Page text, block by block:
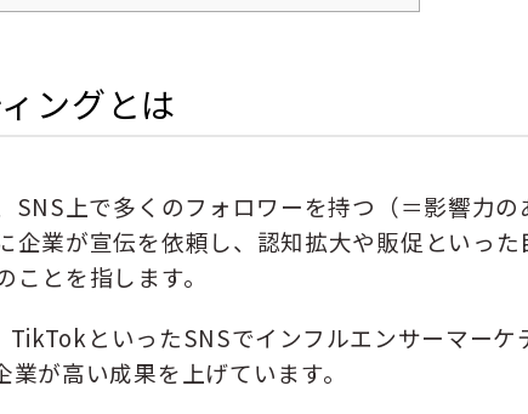
ングとは
SNS上で多くのフォロワーを持つ（＝影響力の
企業が宣伝を依頼し、認知拡大や販促といった
とを指します。
といったSNSでインフルエンサーマーケ
が高い成果を上げています。